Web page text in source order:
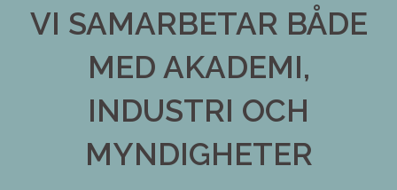
VI SAMARBETAR BÅDE
MED AKADEMI,
INDUSTRI OCH
MYNDIGHETER